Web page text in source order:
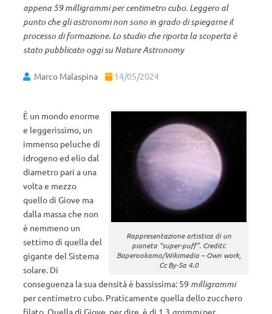
appena 59 milligrammi per centimetro cubo. Leggero al
punto che gli astronomi non sono in grado di spiegarne il
processo di formazione. Lo studio che riporta la scoperta è
stato pubblicato oggi su Nature Astronomy
Marco Malaspina 14/05/2024
Rappresentazione artistica di un
pianeta “super-puff”. Crediti:
Baperookamo/Wikimedia – Own work,
Cc By-Sa 4.0
È un mondo enorme
e leggerissimo, un
immenso peluche di
idrogeno ed elio dal
diametro pari a una
volta e mezzo
quello di Giove ma
dalla massa che non
è nemmeno un
settimo di quella del
gigante del Sistema
solare. Di
conseguenza la sua densità è bassissima: 59 milligrammi
per centimetro cubo. Praticamente quella dello zucchero
filato. Quella di Giove, per dire, è di 1.3
per